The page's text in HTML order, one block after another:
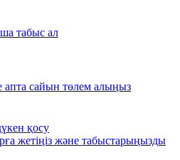
табыс ал
апта сайын төлем алыңыз
қосу
жетіңіз және табыстарыңызды